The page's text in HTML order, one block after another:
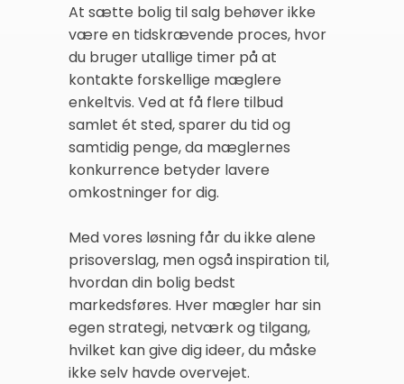
At sætte bolig til salg behøver ikke
være en tidskrævende proces, hvor
du bruger utallige timer på at
kontakte forskellige mæglere
enkeltvis. Ved at få flere tilbud
samlet ét sted, sparer du tid og
samtidig penge, da mæglernes
konkurrence betyder lavere
omkostninger for dig.
Med vores løsning får du ikke alene
prisoverslag, men også inspiration til,
hvordan din bolig bedst
markedsføres. Hver mægler har sin
egen strategi, netværk og tilgang,
hvilket kan give dig ideer, du måske
ikke selv havde overvejet.